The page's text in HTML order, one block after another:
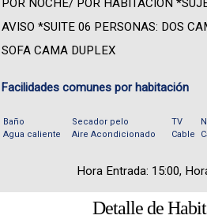
POR NOCHE/ POR HABITACION
AVISO *SUITE 06 PERSONAS: DOS
SOFA CAMA DUPLEX
Facilidades comunes por habitación
Baño
Agua caliente
Secador pelo
Aire Acondicionado
TV
Cable
Hora Entrada: 15:00,
Detalle de